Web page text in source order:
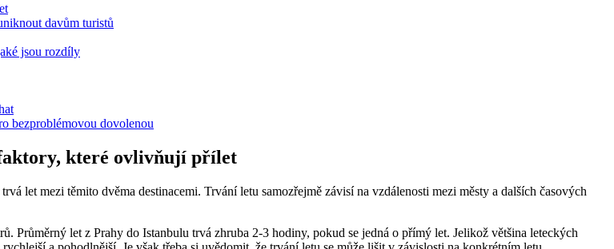
davům turistů
jsou rozdíly
bezproblémovou dovolenou
které ovlivňují přílet
let mezi těmito dvěma destinacemi. Trvání letu samozřejmě závisí na vzdálenosti mezi městy a dalších časových
Průměrný let z Prahy do Istanbulu trvá zhruba 2-3 hodiny, pokud se jedná o přímý let. Jelikož většina leteckých